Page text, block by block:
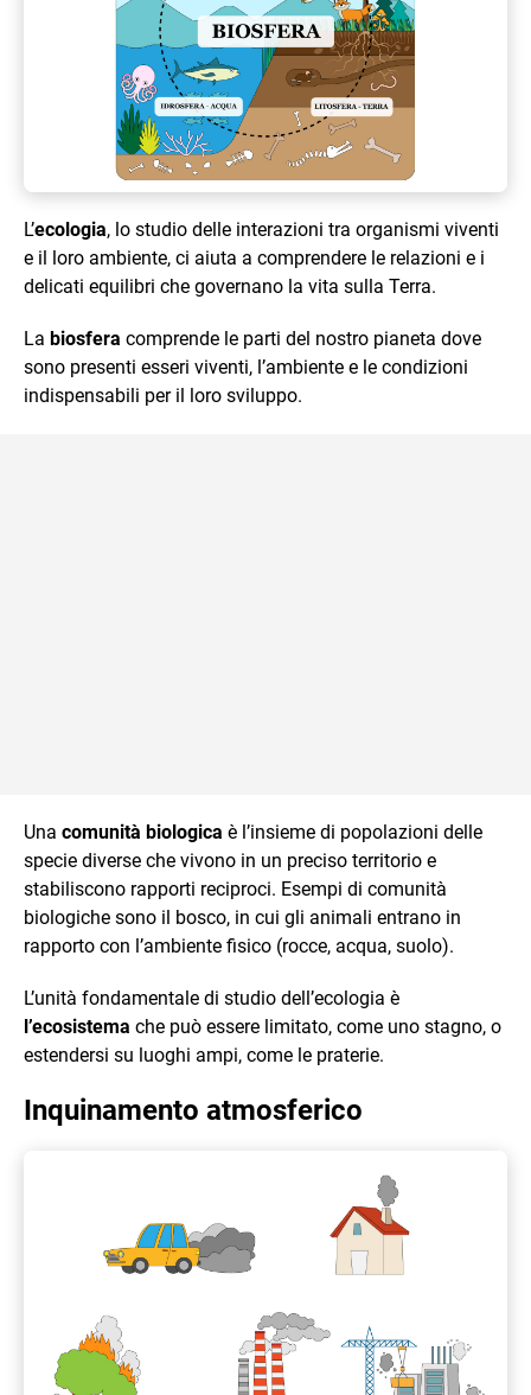
L’ecologia, lo studio delle interazioni tra organismi viventi
e il loro ambiente, ci aiuta a comprendere le relazioni e i
delicati equilibri che governano la vita sulla Terra.
La biosfera comprende le parti del nostro pianeta dove
sono presenti esseri viventi, l’ambiente e le condizioni
indispensabili per il loro sviluppo.
Una comunità biologica è l’insieme di popolazioni delle
specie diverse che vivono in un preciso territorio e
stabiliscono rapporti reciproci. Esempi di comunità
biologiche sono il bosco, in cui gli animali entrano in
rapporto con l’ambiente fisico (rocce, acqua, suolo).
L’unità fondamentale di studio dell’ecologia è
l’ecosistema che può essere limitato, come uno stagno, o
estendersi su luoghi ampi, come le praterie.
Inquinamento atmosferico